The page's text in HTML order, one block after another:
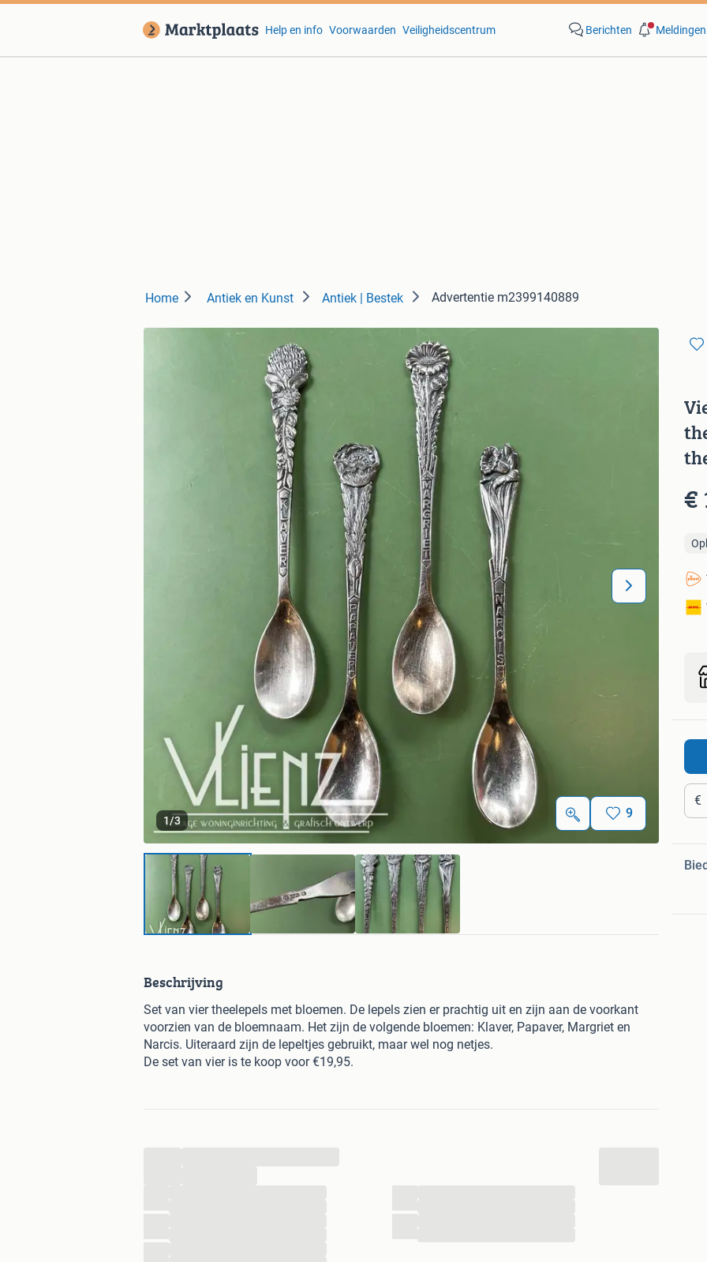
Help en info Voorwaarden Veiligheidscentrum Berichten Meldingen
Home Antiek en Kunst Antiek | Bestek Advertentie m2399140889
1/3 9
Beschrijving
Set van vier theelepels met bloemen. De lepels zien er prachtig uit en zijn aan de voorkant
voorzien van de bloemnaam. Het zijn de volgende bloemen: Klaver, Papaver, Margriet en
Narcis. Uiteraard zijn de lepeltjes gebruikt, maar wel nog netjes.
De set van vier is te koop voor €19,95.
€
€